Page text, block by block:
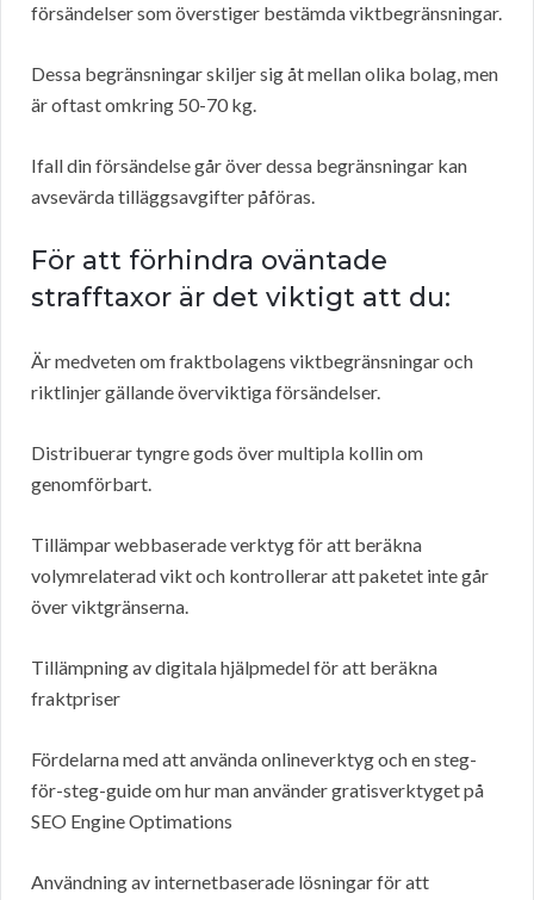
försändelser som överstiger bestämda viktbegränsningar.
Dessa begränsningar skiljer sig åt mellan olika bolag, men
är oftast omkring 50-70 kg.
Ifall din försändelse går över dessa begränsningar kan
avsevärda tilläggsavgifter påföras.
För att förhindra oväntade
strafftaxor är det viktigt att du:
Är medveten om fraktbolagens viktbegränsningar och
riktlinjer gällande överviktiga försändelser.
Distribuerar tyngre gods över multipla kollin om
genomförbart.
Tillämpar webbaserade verktyg för att beräkna
volymrelaterad vikt och kontrollerar att paketet inte går
över viktgränserna.
Tillämpning av digitala hjälpmedel för att beräkna
fraktpriser
Fördelarna med att använda onlineverktyg och en steg-
för-steg-guide om hur man använder gratisverktyget på
SEO Engine Optimations
Användning av internetbaserade lösningar för att